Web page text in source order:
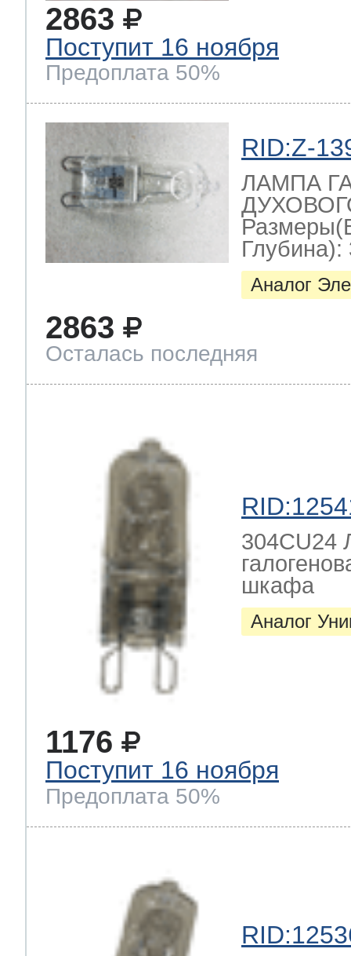
2863
Поступит 16 ноября
Предоплата 50%
RID:Z-
ЛАМПА
Глубина):
Аналог
2863
Осталась последняя
304CU24
шкафа
Аналог
1176
Поступит 16 ноября
Предоплата 50%